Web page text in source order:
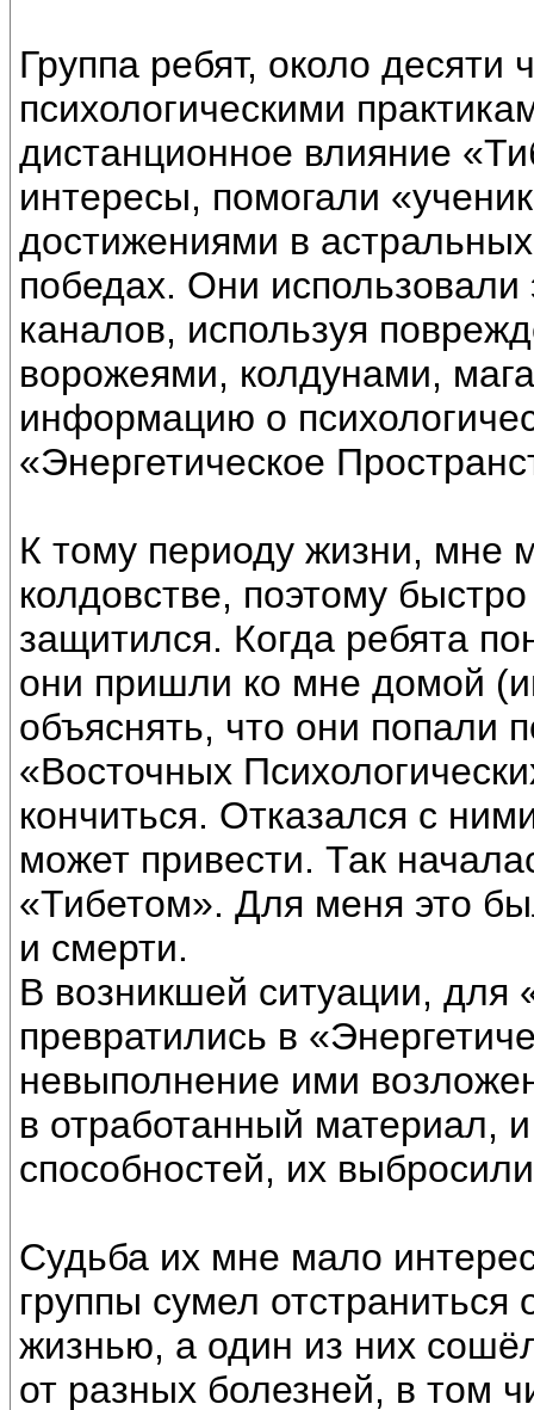
Группа ребят, около десяти
психологическими
дистанционное влияние
интересы, помогали
достижениями в
победах. Они использовали
каналов, используя
ворожеями, колдунами,
информацию о
«Энергетическое
К тому периоду жизни, мне
колдовстве, поэтому
защитился. Когда ребята
они пришли ко мне домой
объяснять, что они попали
«Восточных
кончиться. Отказался с
может привести. Так
«Тибетом». Для меня это
и смерти.
В возникшей ситуации, для
превратились в
невыполнение ими
в отработанный материал,
способностей, их
Судьба их мне мало
группы сумел отстраниться
жизнью, а один из них
от разных болезней, в том